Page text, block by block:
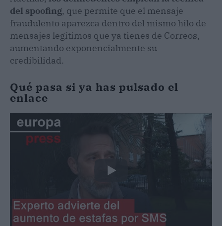
del spoofing, que permite que el mensaje
fraudulento aparezca dentro del mismo hilo de
mensajes legítimos que ya tienes de Correos,
aumentando exponencialmente su
credibilidad.
Qué pasa si ya has pulsado el
enlace